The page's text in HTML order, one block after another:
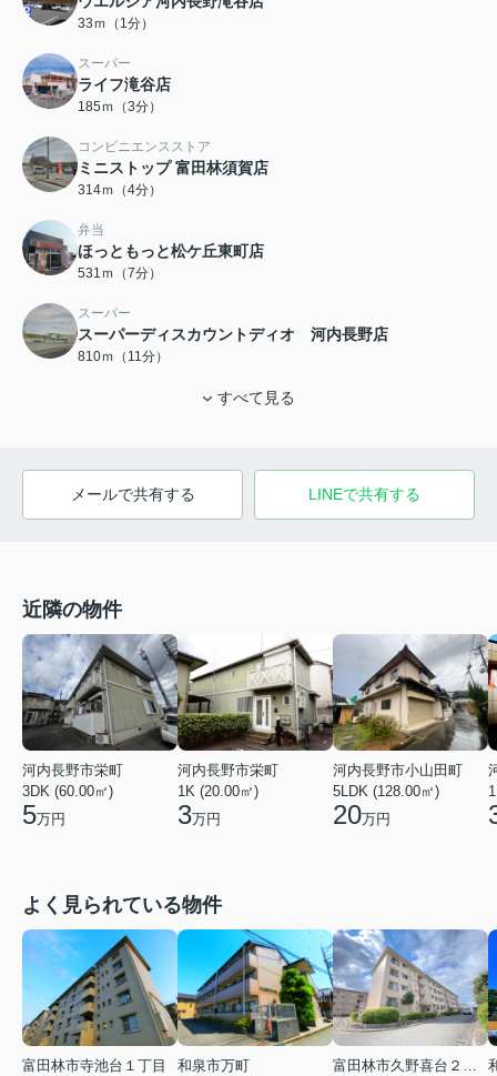
33ｍ（1分）
スーパー
ライフ滝谷店
185ｍ（3分）
コンビニエンスストア
ミニストップ 富田林須賀店
314ｍ（4分）
弁当
ほっともっと松ケ丘東町店
531ｍ（7分）
スーパー
スーパーディスカウントディオ 河内長野店
810ｍ（11分）
すべて見る
メールで共有する LINEで共有する
近隣の物件
河内長野市栄町
3DK (60.00㎡)
5万円
河内長野市栄町
1K (20.00㎡)
3万円
河内長野市小山田町
5LDK (128.00㎡)
20万円
よく見られている物件
富田林市寺池台１丁目
和泉市万町
富田林市久野喜台２丁目